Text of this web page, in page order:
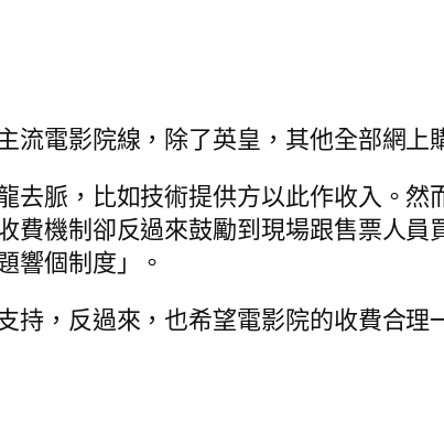
流電影院線，除了英皇，其他全部網上
去脈，比如技術提供方以此作收入。
費機制卻反過來鼓勵到現場跟售票人
響個制度」。
，反過來，也希望電影院的收費合理